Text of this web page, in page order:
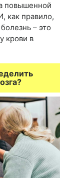
повышенной
как правило,
– это
крови в